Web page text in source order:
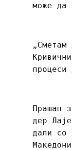
може да
Прашан
дер
дали со